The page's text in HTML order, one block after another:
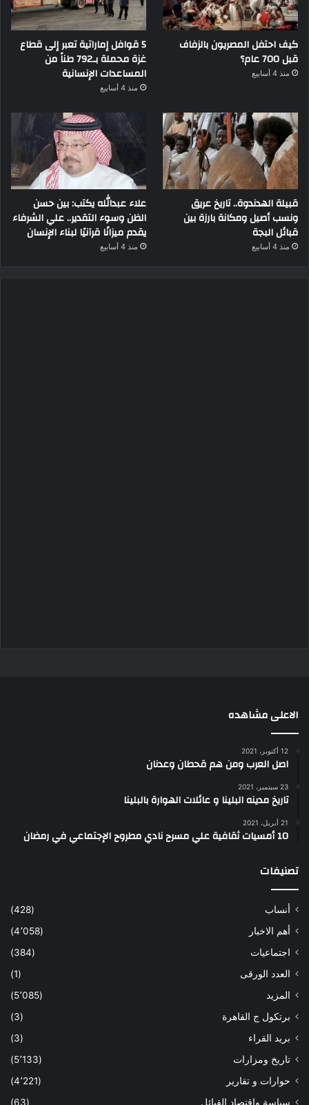
كيف احتفل المصريون بالزفاف
قبل 700 عام؟
منذ 4 أسابيع
5 قوافل إماراتية تعبر إلى قطاع
غزة محملة بـ792 طناً من
المساعدات الإنسانية
منذ 4 أسابيع
قبيلة الهدندوة.. تاريخ عريق
ونسب أصيل ومكانة بارزة بين
قبائل البجة
منذ 4 أسابيع
علاء عبدالله يكتب: بين حسن
الظن وسوء التقدير.. علي الشرفاء
يقدم ميزانًا قرآنيًا لبناء الإنسان
منذ 4 أسابيع
الاعلى مشاهده
12 أكتوبر، 2021
اصل العرب ومن هم قحطان وعدنان
23 سبتمبر، 2021
تاريخ مدينه البلينا و عائلات الهوارة بالبلينا
21 أبريل، 2021
10 أمسيات ثقافية علي مسرح نادي مطروح الإجتماعي في رمضان
تصنيفات
أنساب
(428)
أهم الاخبار
(4٬058)
اجتماعيات
(384)
العدد الورقى
(1)
المزيد
(5٬085)
برتكول ج القاهرة
(3)
بريد القراء
(3)
تاريخ ومزارات
(5٬133)
حوارات و تقارير
(4٬221)
سياسة واقتصاد القبائل
(63)